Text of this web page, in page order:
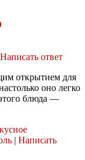
Написать ответ
открытием для
оно легко
блюда —
| Написать